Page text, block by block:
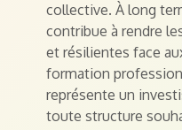
collective. À long
contribue à rendre
et résilientes face
formation
représente un
toute structure